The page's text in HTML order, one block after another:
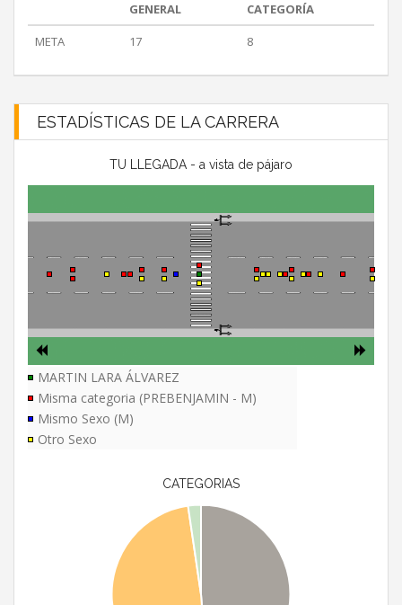
GENERAL
CATEGORÍA
META
17 8
ESTADÍSTICAS DE LA CARRERA
TU LLEGADA - a vista de pájaro
MARTIN LARA ÁLVAREZ
Misma categoria (PREBENJAMIN - M)
Mismo Sexo (M)
Otro Sexo
CATEGORIAS